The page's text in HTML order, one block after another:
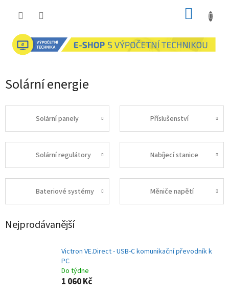
Solární energie
Solární panely Příslušenství
Solární regulátory Nabíjecí stanice
Bateriové systémy Měniče napětí
Nejprodávanější
Victron VE.Direct - USB-C komunikační převodník k
PC
Do týdne
1 060 Kč